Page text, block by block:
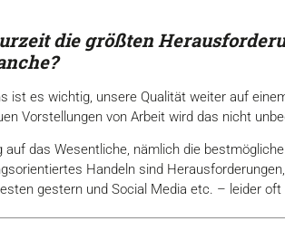
die größten
ist es wichtig, unsere Qualität weiter auf
Vorstellungen von Arbeit wird das nicht
auf das Wesentliche, nämlich die
Handeln sind
gestern und Social Media etc. – leider